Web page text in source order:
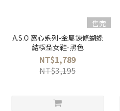
售完
A.S.O 窩心系列-金屬鍊條蝴蝶
結楔型女鞋-黑色
NT$1,789
NT$3,195